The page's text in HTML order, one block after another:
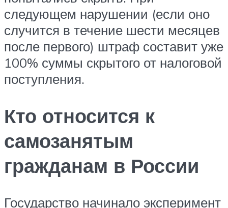
следующем нарушении (если оно
случится в течение шести месяцев
после первого) штраф составит уже
100% суммы скрытого от налоговой
поступления.
Кто относится к
самозанятым
гражданам в России
Государство начинало эксперимент